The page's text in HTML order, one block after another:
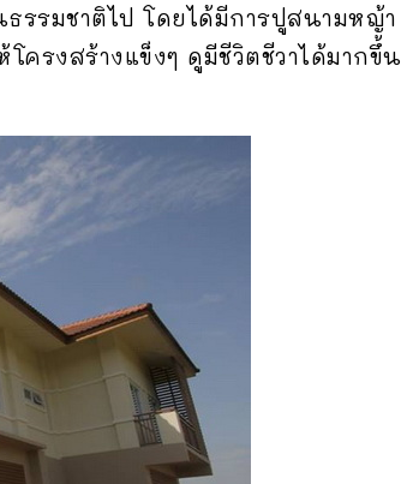
รรมชาติไป โดยได้มีการปูสนามหญ้า
รงสร้างแข็งๆ ดูมีชีวิตชีวาได้มากขึ้น